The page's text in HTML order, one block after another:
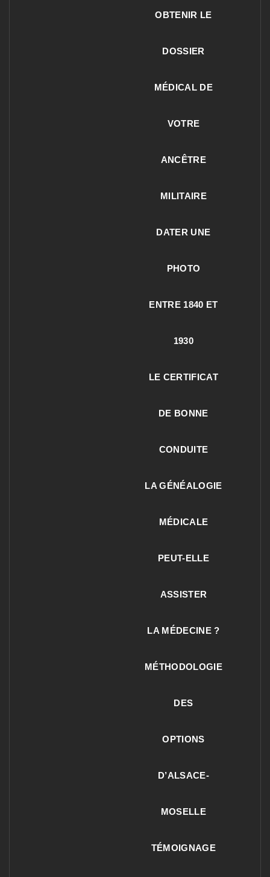
OBTENIR LE
DOSSIER
MÉDICAL DE
VOTRE
ANCÊTRE
MILITAIRE
DATER UNE
PHOTO
ENTRE 1840 ET
1930
LE CERTIFICAT
DE BONNE
CONDUITE
LA GÉNÉALOGIE
MÉDICALE
PEUT-ELLE
ASSISTER
LA MÉDECINE ?
MÉTHODOLOGIE
DES
OPTIONS
D’ALSACE-
MOSELLE
TÉMOIGNAGE